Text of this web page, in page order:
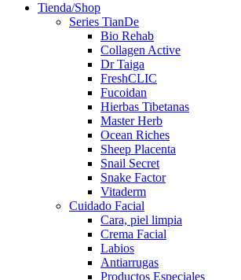
Tienda/Shop
Series TianDe
Bio Rehab
Collagen Active
Dr Taiga
FreshCLIC
Fucoidan
Hierbas Tibetanas
Master Herb
Ocean Riches
Sheep Placenta
Snail Secret
Snake Factor
Vitaderm
Cuidado Facial
Cara, piel limpia
Crema Facial
Labios
Antiarrugas
Productos Especiales